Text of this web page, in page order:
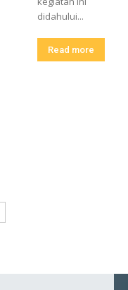
didahului...
Read more